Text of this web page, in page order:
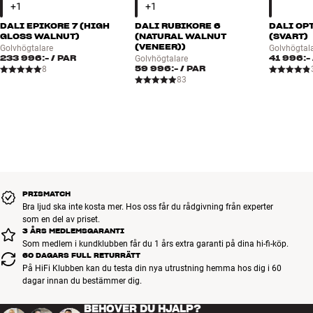
så sätt mer ”clarity” – därav namnet. Samtidigt reduceras stående
resonans (förvrängning på själva membranet). Och allt detta sker
utan att lägga till ett enda gram extra i vikt.
De nya membranen är ett litet men viktigt steg i DALIs Low-Loss-
tredimensionella ljudbilden framträder tydligt även om du bara
spelar lugn bakgrundsmusik.
TVÅ DISKANTER I EN PERFEKT PARKOMBINATION
Hybrid-diskanten kombinerar fördelarna med dome- och planar-
magnetostat-principen så att du får både tålighet, stor horisontell
spridning och en silkeslen och otroligt luftig diskantåtergivning som
till och med kan mäta sig med de bästa
DALI EPIKORE 7 (HIGH
GLOSS WALNUT)
Golvhögtalare
233 996:- / PAR
8
DALI RUBIKORE 6
(NATURAL WALNUT
(VENEER))
Golvhögtalare
59 996:-/ PAR
83
DALI
(SVART)
41 996:-
PRISMATCH
Bra ljud ska inte kosta mer. Hos oss får du rådgivning från experter
som en del av priset.
3 ÅRS MEDLEMSGARANTI
Som medlem i kundklubben får du 1 års extra garanti på dina hi-fi-köp.
60 DAGARS FULL RETURRÄTT
På HiFi Klubben kan du testa din nya utrustning hemma hos dig i 60
dagar innan du bestämmer dig.
BEHÖVER DU HJÄLP?